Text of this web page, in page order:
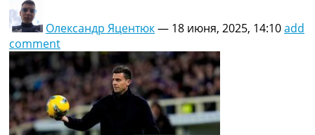
Олександр Яцентюк— 18 июня, 2025, 14:10add
comment